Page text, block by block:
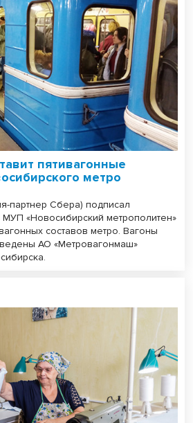
пятивагонные
метро
партнер Сбера) подписал
МУП «Новосибирский метрополитен»
составов метро. Вагоны
АО «Метровагонмаш»